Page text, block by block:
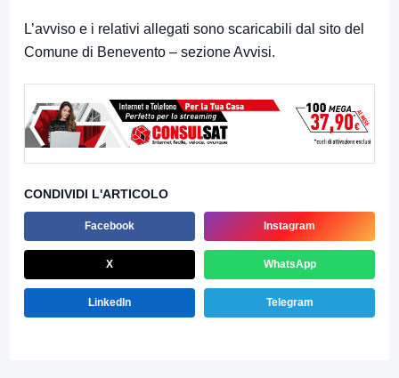
L’avviso e i relativi allegati sono scaricabili dal sito del
Comune di Benevento – sezione Avvisi.
CONDIVIDI L'ARTICOLO
Facebook Instagram
X WhatsApp
LinkedIn Telegram